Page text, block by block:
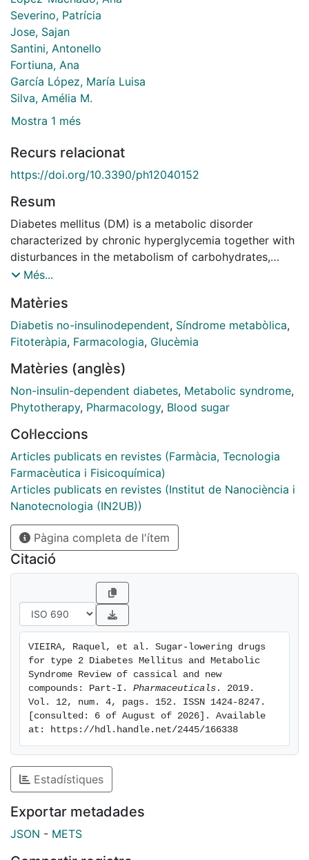
Severino, Patrícia
Jose, Sajan
Santini, Antonello
Fortiuna, Ana
García López, María Luisa
Silva, Amélia M.
Mostra 1 més
Recurs relacionat
https://doi.org/10.3390/ph12040152
Resum
Diabetes mellitus (DM) is a metabolic disorder
characterized by chronic hyperglycemia together with
disturbances in the metabolism of carbohydrates,
proteins and fat, which in general results from an
number of patients, marketed anti-glycemic agents
have shown poor effectiveness in maintaining a long-
term glycemic control, thus being associated with
interest in natural compounds (e.g., essential oils and
other secondary plant metabolites, namely, flavonoid-
rich compounds) as a novel approach for prevention,
dependent diabetes mellitus (T2DM, type 2 DM)
and/or Metabolic Syndrome (MS). In this review, some
of these promising glucose-lowering agents will be
comprehensively discussed
Més...
Matèries
Diabetis no-insulinodependent, Síndrome metabòlica,
Fitoteràpia, Farmacologia, Glucèmia
Matèries (anglès)
Non-insulin-dependent diabetes, Metabolic syndrome,
Phytotherapy, Pharmacology, Blood sugar
Col·leccions
Articles publicats en revistes (Farmàcia, Tecnologia
Farmacèutica i Fisicoquímica)
Articles publicats en revistes (Institut de Nanociència i
Nanotecnologia (IN2UB))
Pàgina completa de l'ítem
Citació
VIEIRA, Raquel, et al. Sugar-lowering drugs
for type 2 Diabetes Mellitus and Metabolic
Syndrome Review of cassical and new
compounds: Part-I. Pharmaceuticals . 2019.
Vol. 12, num. 4, pags. 152. ISSN 1424-8247.
[consulted: 6 of August of 2026]. Available
at: https://hdl.handle.net/2445/166338
Estadístiques
Exportar metadades
JSON - METS